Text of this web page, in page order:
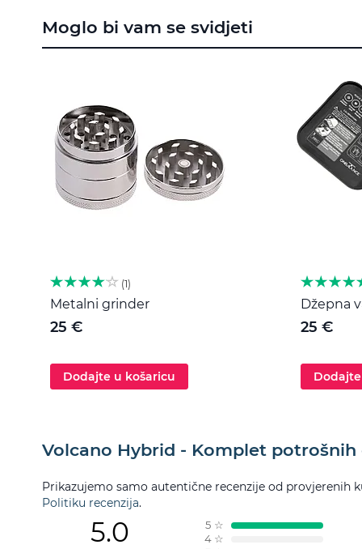
the
beginning
gallery
Moglo bi vam se svidjeti
1
Metalni grinder
25 €
Dodajte u košaricu
Džepna
25 €
Volcano Hybrid - Komplet potrošnih
Prikazujemo samo autentične recenzije od provjerenih
Politiku recenzija.
5.0 5 ☆
4 ☆